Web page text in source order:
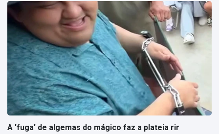
A 'fuga' de algemas do mágico faz a plateia rir